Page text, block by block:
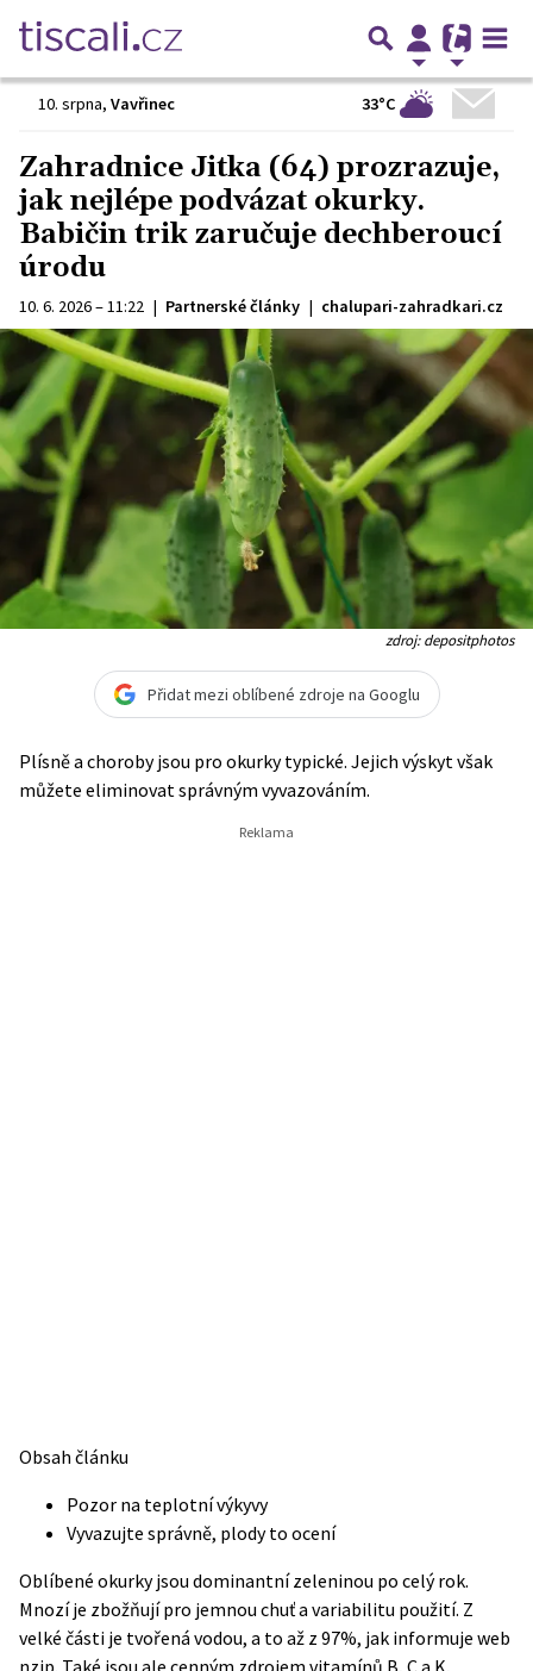
10. srpna, Vavřinec 33°C
Zahradnice Jitka (64) prozrazuje,
jak nejlépe podvázat okurky.
Babičin trik zaručuje dechberoucí
úrodu
10. 6. 2026 – 11:22 | Partnerské články | chalupari-zahradkari.cz
zdroj: depositphotos
Přidat mezi oblíbené zdroje na Googlu
Plísně a choroby jsou pro okurky typické. Jejich výskyt však
můžete eliminovat správným vyvazováním.
Obsah článku
Pozor na teplotní výkyvy
Vyvazujte správně, plody to ocení
Oblíbené okurky jsou dominantní zeleninou po celý rok.
Mnozí je zbožňují pro jemnou chuť a variabilitu použití. Z
velké části je tvořená vodou, a to až z 97%, jak informuje web
nzip. Také jsou ale cenným zdrojem vitamínů B, C a K,